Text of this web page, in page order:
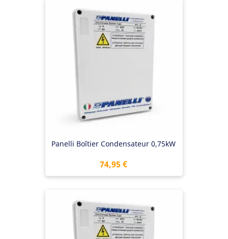
Panelli Boîtier Condensateur 0,75kW
Prix
74,95 €